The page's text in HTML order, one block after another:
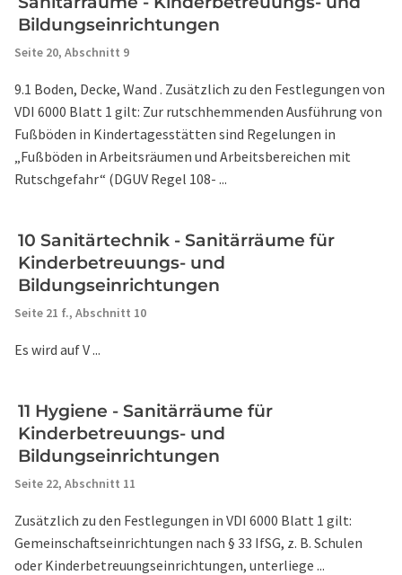
Bildungseinrichtungen
Seite 20, Abschnitt 9
9.1 Boden, Decke, Wand . Zusätzlich zu den Festlegungen von
VDI 6000 Blatt 1 gilt: Zur rutschhemmenden Ausführung von
Fußböden in Kindertagesstätten sind Regelungen in
„Fußböden in Arbeitsräumen und Arbeitsbereichen mit
Rutschgefahr“ (DGUV Regel 108- ...
10 Sanitärtechnik - Sanitärräume für
Kinderbetreuungs- und
Bildungseinrichtungen
Seite 21 f., Abschnitt 10
Es wird auf V ...
11 Hygiene - Sanitärräume für
Kinderbetreuungs- und
Bildungseinrichtungen
Seite 22, Abschnitt 11
Zusätzlich zu den Festlegungen in VDI 6000 Blatt 1 gilt:
Gemeinschaftseinrichtungen nach § 33 IfSG, z. B. Schulen
oder Kinderbetreuungseinrichtungen, unterliege ...